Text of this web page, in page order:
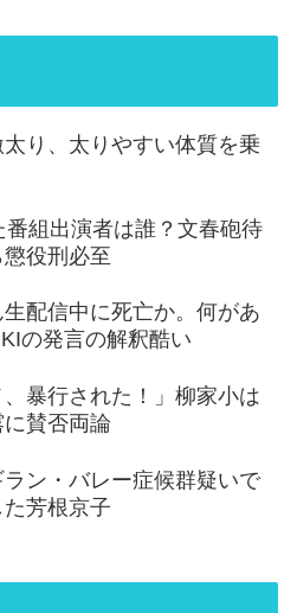
り、太りやすい体質を乗
組出演者は誰？文春砲待
役刑必至
配信中に死亡か。何があ
の発言の解釈酷い
、暴行された！」柳家小は
賛否両論
ン・バレー症候群疑いで
芳根京子